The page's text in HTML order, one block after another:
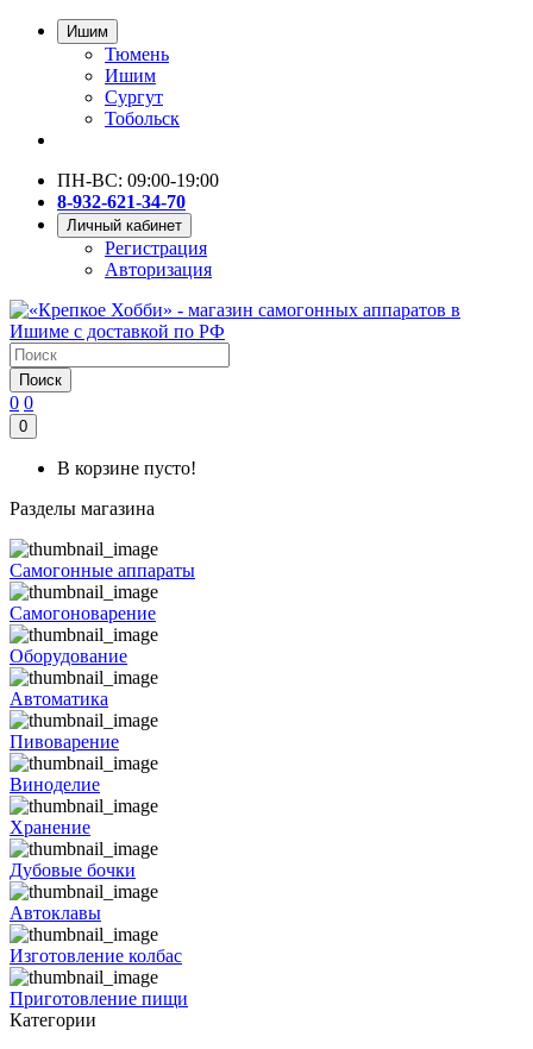
Ишим
Тюмень
Ишим
Сургут
Тобольск
ПН-ВС: 09:00-19:00
8-932-621-34-70
Личный кабинет
Регистрация
Авторизация
Поиск
0 0
0
В корзине пусто!
Разделы магазина
Самогонные аппараты
Самогоноварение
Оборудование
Автоматика
Пивоварение
Виноделие
Хранение
Дубовые бочки
Автоклавы
Изготовление колбас
Приготовление пищи
Категории